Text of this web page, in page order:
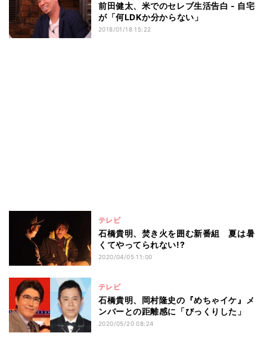
前田健太、米でのセレブ生活告白 - 自宅
が「何LDKか分からない」
2018/01/18 15:22
テレビ
石橋貴明、焚き火を囲む新番組 夏は暑
くてやってられない!?
2020/04/05 11:00
テレビ
石橋貴明、岡村隆史の『めちゃイケ』メ
ンバーとの距離感に「びっくりした」
2020/05/20 08:24